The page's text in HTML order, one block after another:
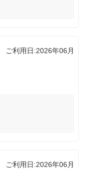
ご利用日:2026年06月
ご利用日:2026年06月